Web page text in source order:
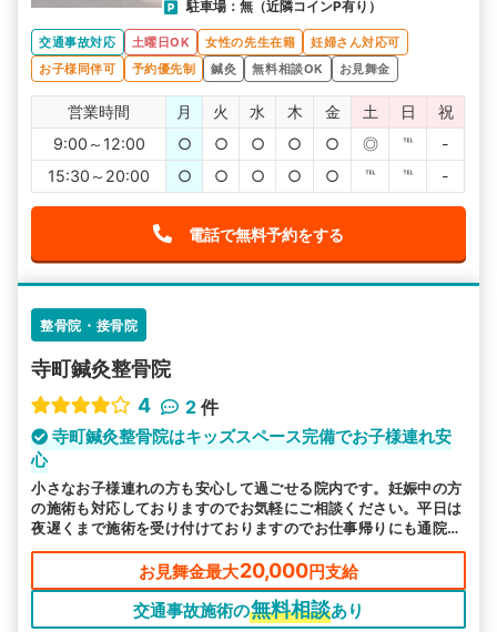
駐車場：無（近隣コインP有り）
交通事故対応 土曜日OK 女性の先生在籍
妊婦さん対応可
お子様同伴可
予約優先制 鍼灸 無料相談OK お見舞金
営業時間 月 火 水 木 金 土 日
祝
9:00～12:00
○ ○ ○ ○ ○ ◎ ℡
-
15:30～20:00
○ ○ ○ ○ ○ ℡ ℡ -
電話で無料予約をする
整骨院・接骨院
寺町鍼灸整骨院
4
2 件
寺町鍼灸整骨院はキッズスペース完備でお子様連れ安
心
小さなお子様連れの方も安心して過ごせる院内です。妊娠中の方
の施術も対応しておりますのでお気軽にご相談ください。平日は
夜遅くまで施術を受け付けておりますのでお仕事帰りにも通院し
やすいです。通院される前からのご相談も無料で対応可能です。
お見舞金最大20,000円支給
交通事故施術の無料相談あり